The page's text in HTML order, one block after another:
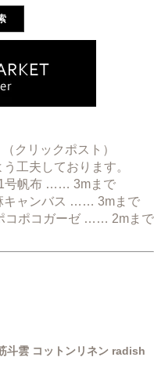
クリックポスト）
工夫しております。
帆布 …… 3mまで
ャンバス …… 3mまで
ポコガーゼ …… 2mまで
斗雲 コットンリネン radish